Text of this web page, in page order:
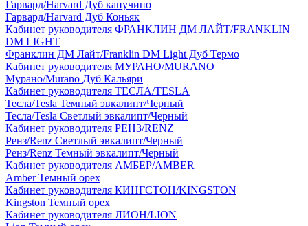
Гарвард/Harvard Дуб капучино
Гарвард/Harvard Дуб Коньяк
Кабинет руководителя ФРАНКЛИН ДМ ЛАЙТ/FRANKLIN
DM LIGHT
Франклин ДМ Лайт/Franklin DM Light Дуб Термо
Кабинет руководителя МУРАНО/MURANO
Мурано/Murano Дуб Кальяри
Кабинет руководителя ТЕСЛА/TESLA
Тесла/Tesla Темный эвкалипт/Черный
Тесла/Tesla Светлый эвкалипт/Черный
Кабинет руководителя РЕНЗ/RENZ
Ренз/Renz Светлый эвкалипт/Черный
Ренз/Renz Темный эвкалипт/Черный
Кабинет руководителя АМБЕР/AMBER
Amber Темный орех
Кабинет руководителя КИНГСТОН/KINGSTON
Kingston Темный орех
Кабинет руководителя ЛИОН/LION